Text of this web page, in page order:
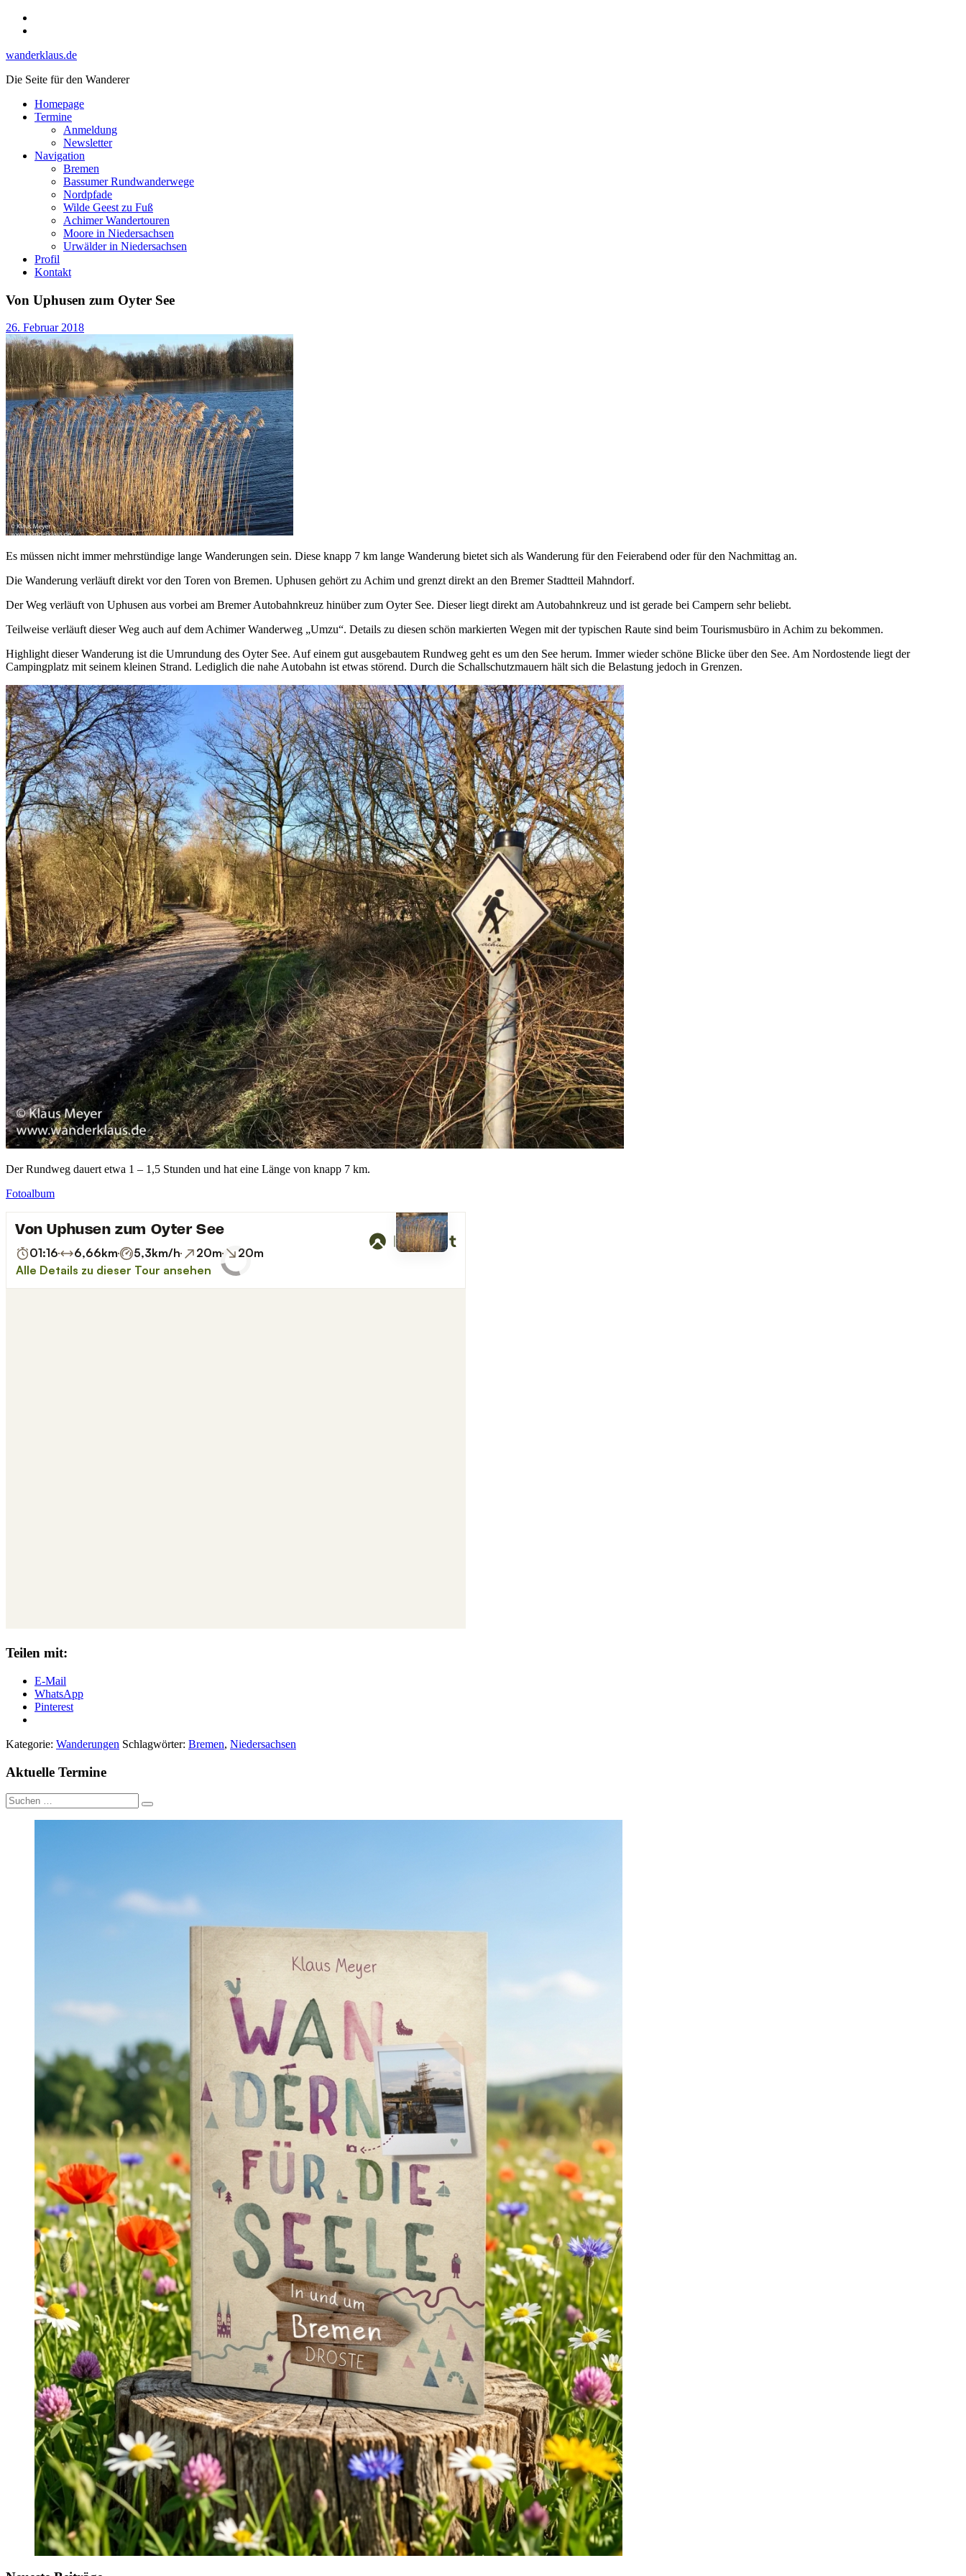
Skip
wanderklaus.de
Die Seite für den Wanderer
Homepage
Termine
Anmeldung
Newsletter
Navigation
Bremen
Bassumer Rundwanderwege
Nordpfade
Wilde Geest zu Fuß
Achimer Wandertouren
Moore in Niedersachsen
Urwälder in Niedersachsen
Profil
Kontakt
Von Uphusen zum Oyter See
26. Februar 2018
Es müssen nicht immer mehrstündige lange Wanderungen sein. Diese knapp 7 km lange Wanderung bietet sich als Wanderung für den Feierabend oder für den Nachmittag an.
Die Wanderung verläuft direkt vor den Toren von Bremen. Uphusen gehört zu Achim und grenzt direkt an den Bremer Stadtteil Mahndorf.
Der Weg verläuft von Uphusen aus vorbei am Bremer Autobahnkreuz hinüber zum Oyter See. Dieser liegt direkt am Autobahnkreuz und ist gerade bei Campern sehr beliebt.
Teilweise verläuft dieser Weg auch auf dem Achimer Wanderweg „Umzu“. Details zu diesen schön markierten Wegen mit der typischen Raute sind beim Tourismusbüro in Achim zu bekommen.
Highlight dieser Wanderung ist die Umrundung des Oyter See. Auf einem gut ausgebautem Rundweg geht es um den See herum. Immer wieder schöne Blicke über den See. Am Nordostende liegt der
Campingplatz mit seinem kleinen Strand. Lediglich die nahe Autobahn ist etwas störend. Durch die Schallschutzmauern hält sich die Belastung jedoch in Grenzen.
Der Rundweg dauert etwa 1 – 1,5 Stunden und hat eine Länge von knapp 7 km.
Fotoalbum
Teilen mit:
E-Mail
WhatsApp
Pinterest
Kategorie: Wanderungen Schlagwörter: Bremen, Niedersachsen
Aktuelle Termine
Suche
nach: